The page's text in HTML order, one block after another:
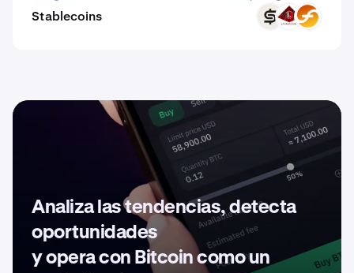
Stablecoins CASH USAD RUSD
Analiza las tendencias, detecta
oportunidades
y opera con Bitcoin como un